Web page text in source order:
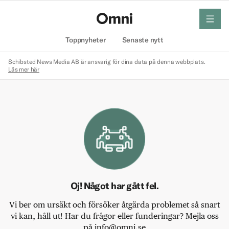
Toppnyheter Senaste nytt
meny
Schibsted News Media AB är ansvarig för dina data på denna webbplats.
Läs mer här
Oj! Något har gått fel.
Vi ber om ursäkt och försöker åtgärda problemet så snart
vi kan, håll ut! Har du frågor eller funderingar? Mejla oss